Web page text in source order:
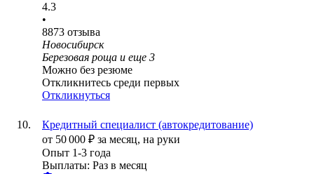
4.3
•
8873 отзыва
Новосибирск
Березовая роща и еще 3
Можно без резюме
Откликнитесь среди первых
Откликнуться
Кредитный специалист (автокредитование)
от 50 000 ₽ за месяц, на руки
Опыт 1-3 года
Выплаты: Раз в месяц